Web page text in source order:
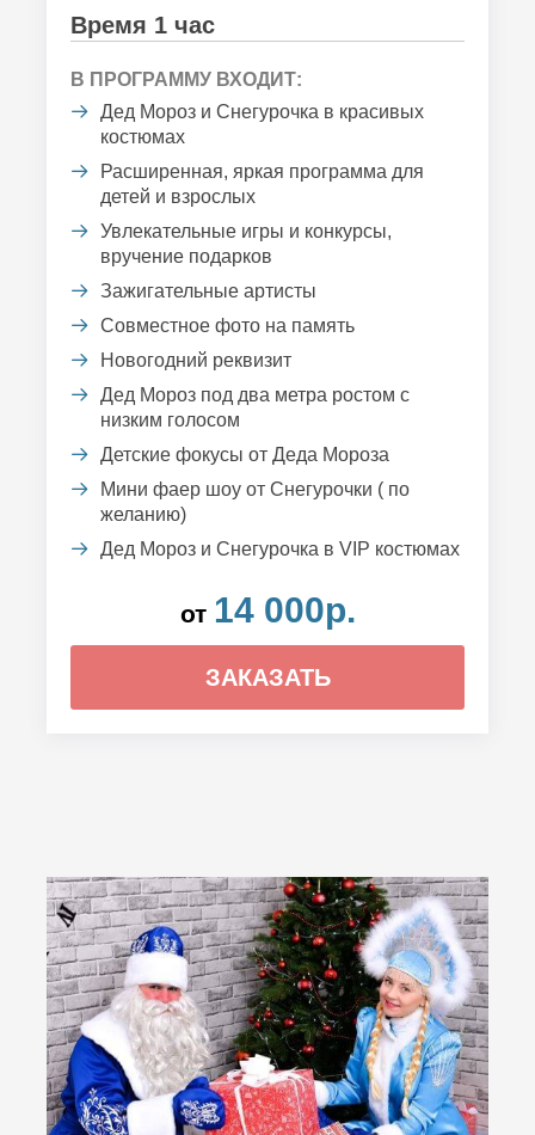
Время 1 час
В ПРОГРАММУ ВХОДИТ:
Дед Мороз и Снегурочка в красивых
костюмах
Расширенная, яркая программа для
детей и взрослых
Увлекательные игры и конкурсы,
вручение подарков
Зажигательные артисты
Совместное фото на память
Новогодний реквизит
Дед Мороз под два метра ростом с
низким голосом
Детские фокусы от Деда Мороза
Мини фаер шоу от Снегурочки ( по
желанию)
Дед Мороз и Снегурочка в VIP костюмах
от 14 000р.
ЗАКАЗАТЬ